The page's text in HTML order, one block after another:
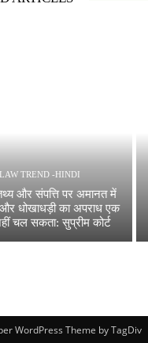
LAW TREND -HINDI
और संपत्ति पर अमानत में
धोखाधड़ी का अपराध एक
चल सकता: सुप्रीम कोर्ट
WordPress Theme by TagDiv